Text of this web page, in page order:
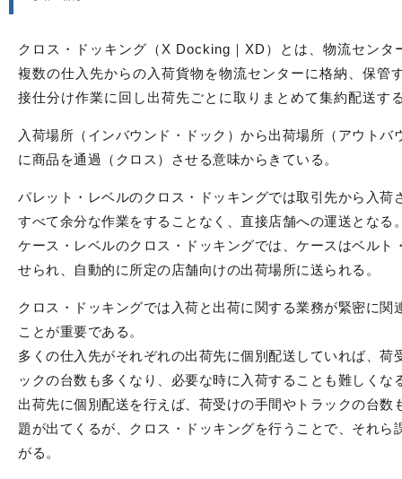
クロス・ドッキング（X Docking｜XD）とは、物流センタ
複数の仕入先からの入荷貨物を物流センターに格納、保管
接仕分け作業に回し出荷先ごとに取りまとめて集約配送す
入荷場所（インバウンド・ドック）から出荷場所（アウトバ
に商品を通過（クロス）させる意味からきている。
パレット・レベルのクロス・ドッキングでは取引先から入荷
すべて余分な作業をすることなく、直接店舗への運送となる
ケース・レベルのクロス・ドッキングでは、ケースはベルト
せられ、自動的に所定の店舗向けの出荷場所に送られる。
クロス・ドッキングでは入荷と出荷に関する業務が緊密に関
ことが重要である。
多くの仕入先がそれぞれの出荷先に個別配送していれば、荷
ックの台数も多くなり、必要な時に入荷することも難しくな
出荷先に個別配送を行えば、荷受けの手間やトラックの台数
題が出てくるが、クロス・ドッキングを行うことで、それら
がる。